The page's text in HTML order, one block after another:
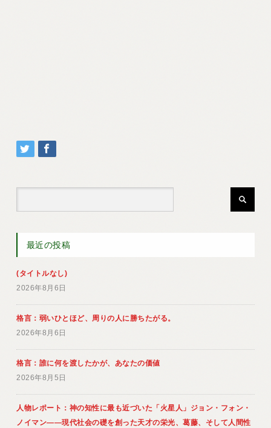
最近の投稿
(タイトルなし)
2026年8月6日
格言：弱いひとほど、周りの人に勝ちたがる。
2026年8月6日
格言：誰に何を渡したかが、あなたの価値
2026年8月5日
人物レポート：神の知性に最も近づいた「火星人」ジョン・フォン・
ノイマン――現代社会の礎を創った天才の栄光、葛藤、そして人間性